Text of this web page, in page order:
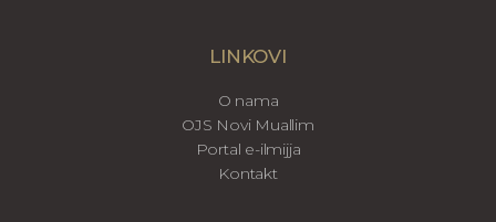
LINKOVI
O nama
OJS Novi Muallim
Portal e-ilmijja
Kontakt